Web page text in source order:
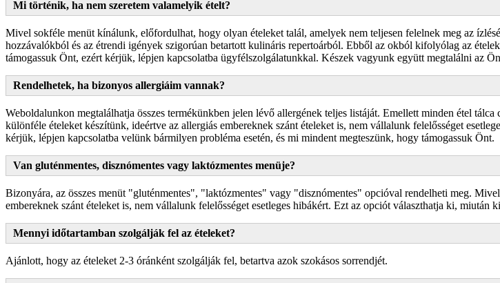
Mi történik, ha nem szeretem valamelyik ételt?
Mivel sokféle menüt kínálunk, előfordulhat, hogy olyan ételeket talál, amelyek nem teljesen felelnek meg az
hozzávalókból és az étrendi igények szigorúan betartott kulináris repertoárból. Ebből az okból kifolyólag az
támogassuk Önt, ezért kérjük, lépjen kapcsolatba ügyfélszolgálatunkkal. Készek vagyunk együtt megtalálni az
Rendelhetek, ha bizonyos allergiáim vannak?
Weboldalunkon megtalálhatja összes termékünkben jelen lévő allergének teljes listáját. Emellett minden étel
különféle ételeket készítünk, ideértve az allergiás embereknek szánt ételeket is, nem vállalunk felelősséget
kérjük, lépjen kapcsolatba velünk bármilyen probléma esetén, és mi mindent megteszünk, hogy támogassuk Önt.
Van gluténmentes, disznómentes vagy laktózmentes menüje?
Bizonyára, az összes menüt "gluténmentes", "laktózmentes" vagy "disznómentes" opcióval rendelheti meg.
embereknek szánt ételeket is, nem vállalunk felelősséget esetleges hibákért. Ezt az opciót választhatja ki, miután
Mennyi időtartamban szolgálják fel az ételeket?
Ajánlott, hogy az ételeket 2-3 óránként szolgálják fel, betartva azok szokásos sorrendjét.